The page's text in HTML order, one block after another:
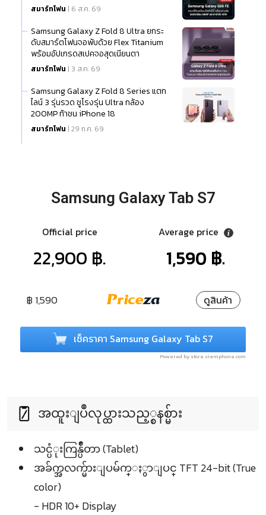
สมาร์ทโฟน | 6 ส.ค. 69
Samsung Galaxy Z Fold 8 Ultra ยกระ
ดับสมาร์ตโฟนจอพับด้วย Flex Titanium
พร้อมอัปเกรดสเปคจอสุดเนียนตา
สมาร์ทโฟน | 3 ส.ค. 69
Samsung Galaxy Z Fold 8 Series แตก
ไลน์ 3 รุ่นรวด ชูโรงรุ่น Ultra กล้อง
200MP ท้าชน iPhone 18
สมาร์ทโฟน | 29 ก.ค. 69
Samsung Galaxy Tab S7
Official price
22,900 ฿.
Average price
1,590 ฿.
฿ 1,590 ดูสินค้า
เช็คราคา Samsung Galaxy Tab S7
Powered by store.siamphone.com
အထူးျပဳလုပ္ထားသည့္စနစ္မ်ား
သင္ပံုးကြန္ပ်ဳတာ (Tablet)
အခ်က္အလက္မ်ားျပမ်က္ႏွာျပင္ TFT 24-bit (True
color)
- HDR 10+ Display